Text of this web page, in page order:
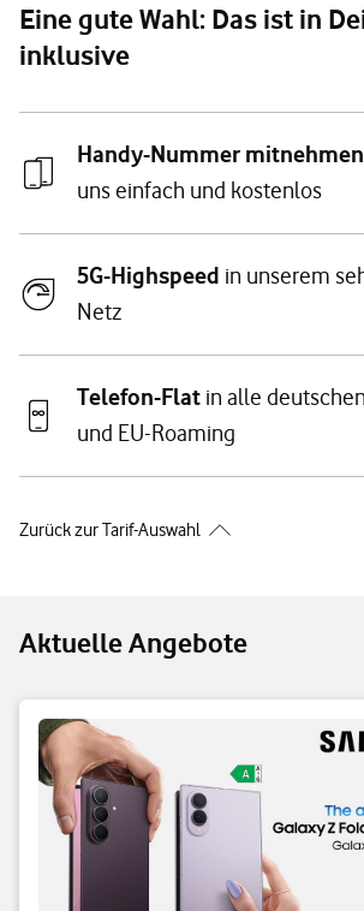
Eine gute Wahl: Das ist in
inklusive
Handy-Nummer mitnehmen
uns einfach und kostenlos
5G-Highspeed in unserem
Netz
Telefon-Flat in alle
und EU-Roaming
Zurück zur Tarif-Auswahl
Aktuelle Angebote